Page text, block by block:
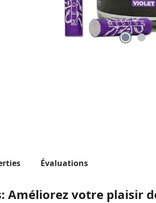
Évaluations
Améliorez votre plaisir